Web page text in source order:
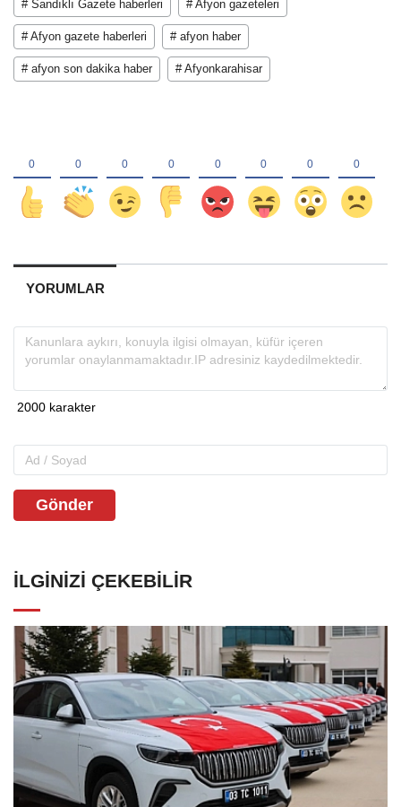
# Sandıklı Gazete haberleri # Afyon gazeteleri
# Afyon gazete haberleri # afyon haber
# afyon son dakika haber # Afyonkarahisar
YORUMLAR
Gönder
İLGINIZI ÇEKEBILIR